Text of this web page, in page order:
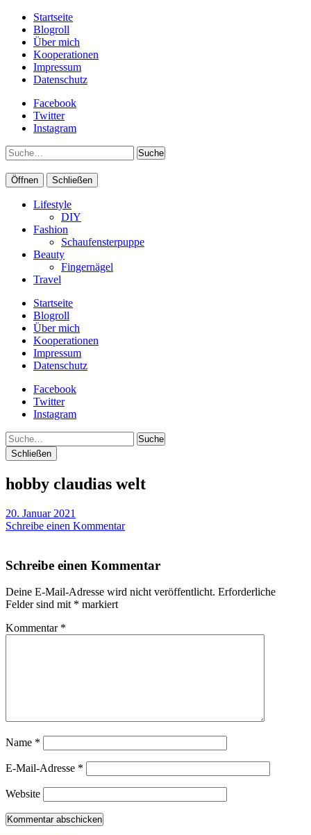
Startseite
Blogroll
Über mich
Kooperationen
Impressum
Datenschutz
Facebook
Twitter
Instagram
Suche
Öffnen Schließen
Lifestyle
DIY
Fashion
Schaufensterpuppe
Beauty
Fingernägel
Travel
Startseite
Blogroll
Über mich
Kooperationen
Impressum
Datenschutz
Facebook
Twitter
Instagram
Suche
Schließen
hobby claudias welt
20. Januar 2021
Schreibe einen Kommentar
Schreibe einen Kommentar
Deine E-Mail-Adresse wird nicht veröffentlicht. Erforderliche
Felder sind mit * markiert
Kommentar *
Name *
E-Mail-Adresse *
Website